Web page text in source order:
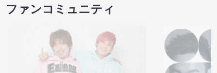
08/15 09:30 開場 10:00 開演
サイトを閲覧する